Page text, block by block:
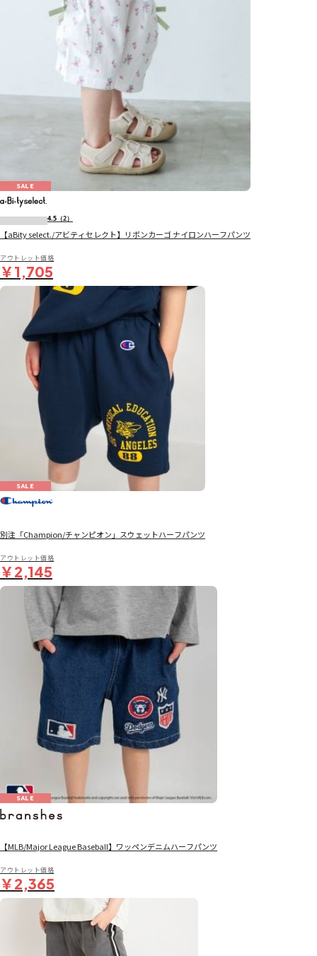
SALE
4.5 （2）
【aBity select./アビティセレクト】リボンカーゴ ナイロンハーフパンツ
アウトレット価格
￥1,705
SALE
別注「Champion/チャンピオン」スウェットハーフパンツ
アウトレット価格
￥2,145
SALE
【MLB/Major League Baseball】ワッペンデニムハーフパンツ
アウトレット価格
￥2,365